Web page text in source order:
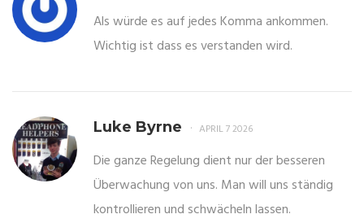
Als würde es auf jedes Komma ankommen.
Wichtig ist dass es verstanden wird.
Luke Byrne APRIL 7 2026
Die ganze Regelung dient nur der besseren
Überwachung von uns. Man will uns ständig
kontrollieren und schwächeln lassen.